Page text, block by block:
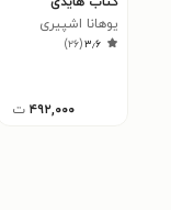
یوهانا اشپیری
۳٫۶(۲۶)
۴۹۲,۰۰۰ ت